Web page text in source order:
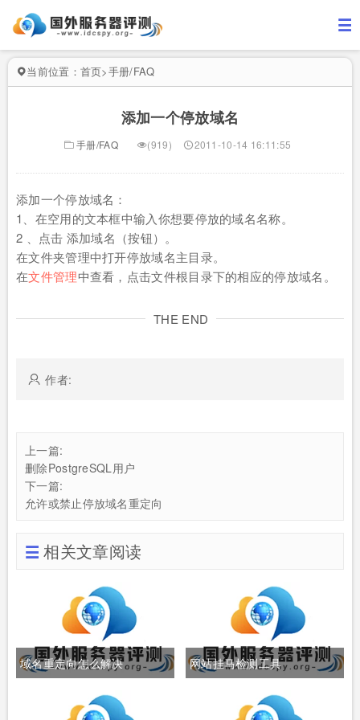
当前位置： 首页>手册/FAQ
添加一个停放域名
手册/FAQ (919) 2011-10-14 16:11:55
添加一个停放域名：
1、在空用的文本框中输入你想要停放的域名名称。
2 、点击 添加域名（按钮）。
在文件夹管理中打开停放域名主目录。
在文件管理中查看，点击文件根目录下的相应的停放域名。
THE END
作者:
上一篇:
删除PostgreSQL用户
下一篇:
允许或禁止停放域名重定向
相关文章阅读
域名重定向怎么解决 网站挂马检测工具